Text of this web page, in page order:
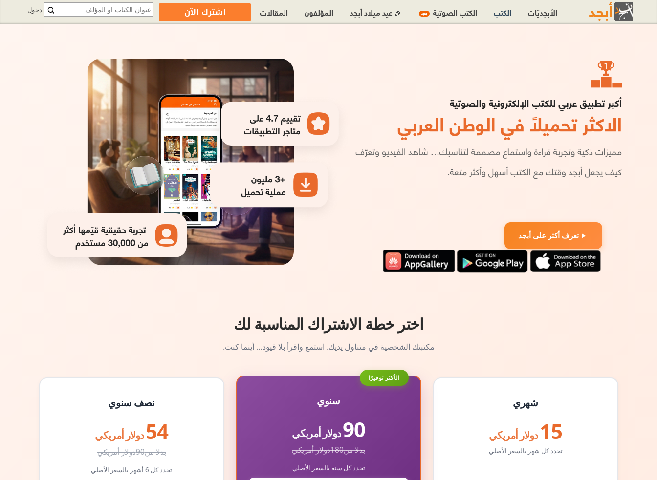
تعرف أكثر على أبجد
اختر خطة الاشتراك المناسبة لك
مكتبتك الشخصية في متناول يديك. استمع واقرأ بلا قيود… أينما كنت.
شهري
15 دولار أمريكي
تجدد كل شهر بالسعر الأصلي
الأكثر توفيرًا
سنوي
90دولار أمريكي
بدلا من180دولار أمريكي
تجدد كل سنة بالسعر الأصلي
نصف سنوي
54 دولار أمريكي
بدلا من90دولار أمريكي
تجدد كل 6 أشهر بالسعر الأصلي
دخول الأبجديّات الكتب الكتب الصوتية جديد 🎉 عيد ميلاد أبجد المؤلفون المقالات اشترك الآن